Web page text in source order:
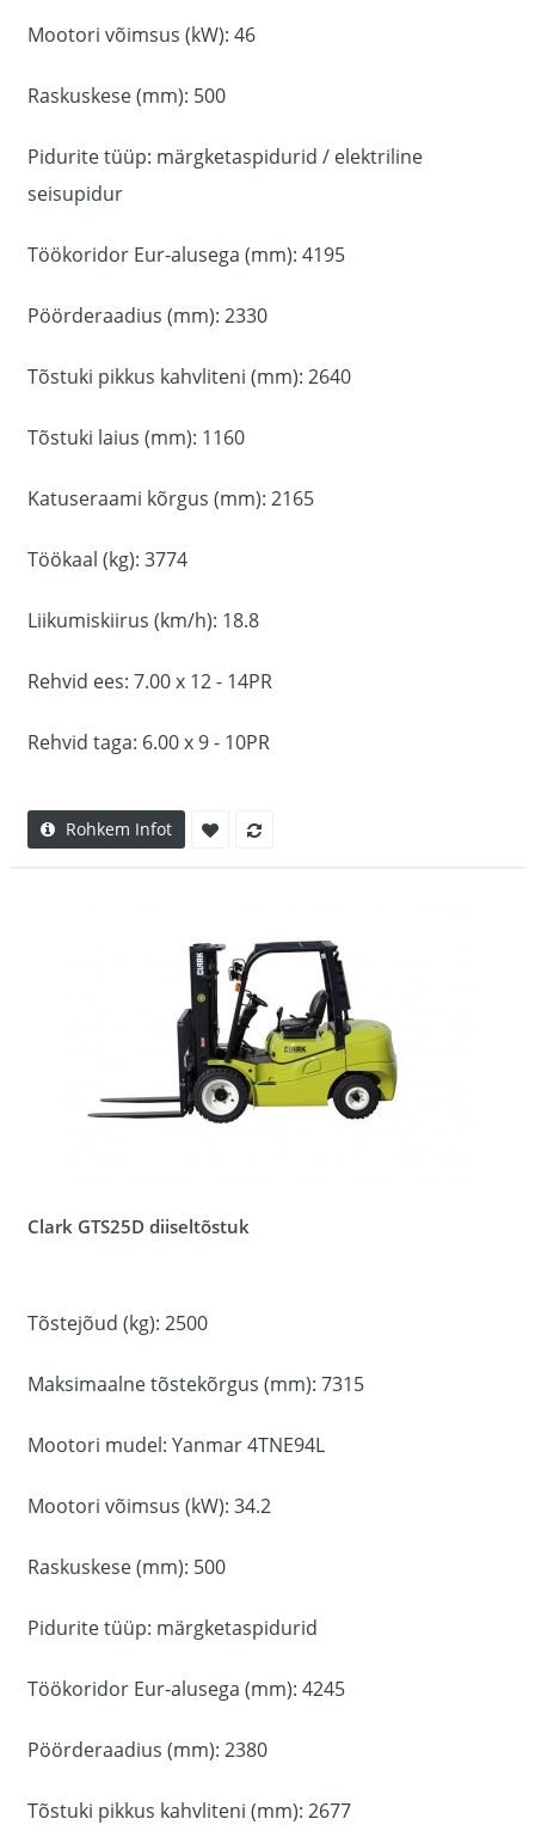
Mootori võimsus (kW): 46
Raskuskese (mm): 500
Pidurite tüüp: märgketaspidurid / elektriline
seisupidur
Töökoridor Eur-alusega (mm): 4195
Pöörderaadius (mm): 2330
Tõstuki pikkus kahvliteni (mm): 2640
Tõstuki laius (mm): 1160
Katuseraami kõrgus (mm): 2165
Töökaal (kg): 3774
Liikumiskiirus (km/h): 18.8
Rehvid ees: 7.00 x 12 - 14PR
Rehvid taga: 6.00 x 9 - 10PR
Rohkem Infot
Clark GTS25D diiseltõstuk
Tõstejõud (kg): 2500
Maksimaalne tõstekõrgus (mm): 7315
Mootori mudel: Yanmar 4TNE94L
Mootori võimsus (kW): 34.2
Raskuskese (mm): 500
Pidurite tüüp: märgketaspidurid
Töökoridor Eur-alusega (mm): 4245
Pöörderaadius (mm): 2380
Tõstuki pikkus kahvliteni (mm): 2677